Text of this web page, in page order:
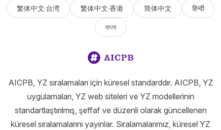
繁体中文·台湾 繁体中文·香港 简体中文 हिन्दी
বাংলা
AICPB, YZ sıralamaları için küresel standarddır. AICPB, YZ
uygulamaları, YZ web siteleri ve YZ modellerinin
standartlaştırılmış, şeffaf ve düzenli olarak güncellenen
küresel sıralamalarını yayınlar. Sıralamalarımız, küresel YZ